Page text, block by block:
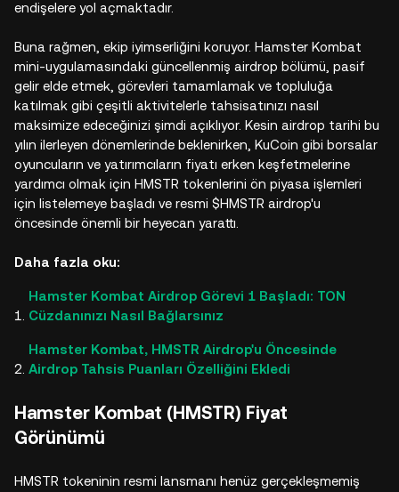
endişelere yol açmaktadır.
Buna rağmen, ekip iyimserliğini koruyor. Hamster Kombat
mini-uygulamasındaki güncellenmiş airdrop bölümü, pasif
gelir elde etmek, görevleri tamamlamak ve topluluğa
katılmak gibi çeşitli aktivitelerle tahsisatınızı nasıl
maksimize edeceğinizi şimdi açıklıyor. Kesin airdrop tarihi bu
yılın ilerleyen dönemlerinde beklenirken, KuCoin gibi borsalar
oyuncuların ve yatırımcıların fiyatı erken keşfetmelerine
yardımcı olmak için HMSTR tokenlerini ön piyasa işlemleri
için listelemeye başladı ve resmi $HMSTR airdrop'u
öncesinde önemli bir heyecan yarattı.
Daha fazla oku:
Hamster Kombat Airdrop Görevi 1 Başladı: TON
Cüzdanınızı Nasıl Bağlarsınız
Hamster Kombat, HMSTR Airdrop'u Öncesinde
Airdrop Tahsis Puanları Özelliğini Ekledi
Hamster Kombat (HMSTR) Fiyat
Görünümü
HMSTR tokeninin resmi lansmanı henüz gerçekleşmemiş